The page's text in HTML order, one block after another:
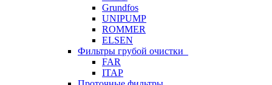
Grundfos
UNIPUMP
ROMMER
ELSEN
Фильтры грубой очистки
FAR
ITAP